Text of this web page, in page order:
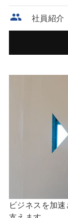
社員紹介
ビジネスを加